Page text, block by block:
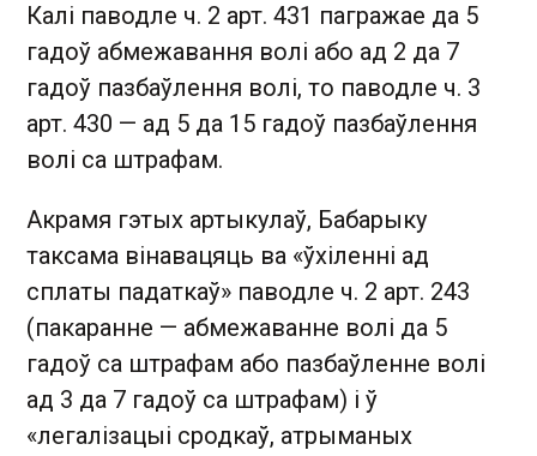
Калі паводле ч. 2 арт. 431 пагражае да 5
гадоў абмежавання волі або ад 2 да 7
гадоў пазбаўлення волі, то паводле ч. 3
арт. 430 — ад 5 да 15 гадоў пазбаўлення
волі са штрафам.
Акрамя гэтых артыкулаў, Бабарыку
таксама вінавацяць ва «ўхіленні ад
сплаты падаткаў» паводле ч. 2 арт. 243
(пакаранне — абмежаванне волі да 5
гадоў са штрафам або пазбаўленне волі
ад 3 да 7 гадоў са штрафам) і ў
«легалізацыі сродкаў, атрыманых